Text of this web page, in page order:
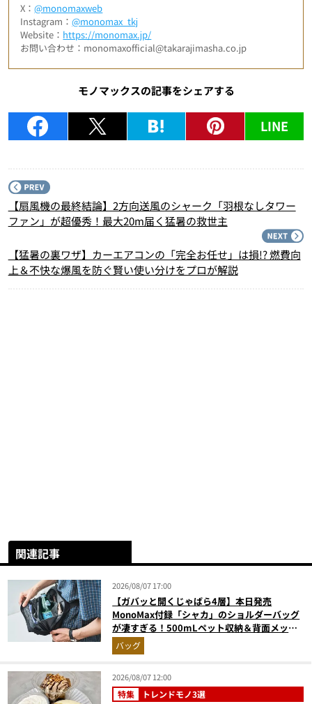
X：@monomaxweb
Instagram：@monomax_tkj
Website： https://monomax.jp/
お問い合わせ：monomaxofficial@takarajimasha.co.jp
モノマックスの記事をシェアする
LINE
【扇風機の最終結論】2方向送風のシャーク「羽根なしタワー
ファン」が超優秀！最大20m届く猛暑の救世主
【猛暑の裏ワザ】カーエアコンの「完全お任せ」は損!? 燃費向
上＆不快な爆風を防ぐ賢い使い分けをプロが解説
関連記事
2026/08/07 17:00
【ガバッと開くじゃばら4層】本日発売
MonoMax付録「シャカ」のショルダーバッグ
が凄すぎる！500mLペット収納＆背面メッシ
ュでベタつかない
バッグ
2026/08/07 12:00
特集 トレンドモノ3選